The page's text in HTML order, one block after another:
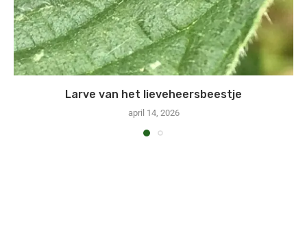
Larve van het lieveheersbeestje
april 14, 2026